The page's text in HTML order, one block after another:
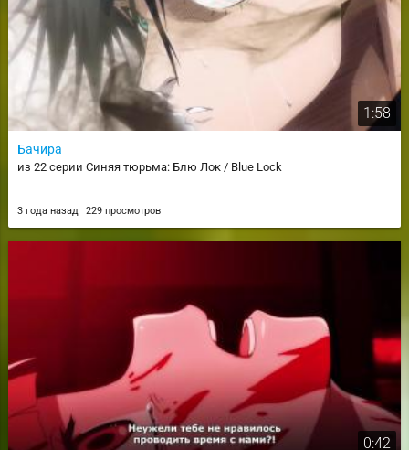
1:58
Бачира
из 22 серии Синяя тюрьма: Блю Лок / Blue Lock
3 года назад 229 просмотров
0:42